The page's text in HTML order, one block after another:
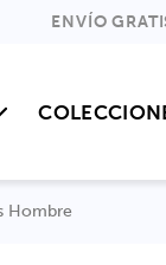
ENVÍO
Hombre